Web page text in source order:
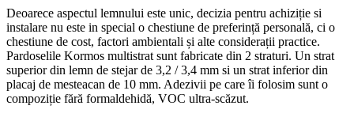
Deoarece aspectul lemnului este unic, decizia pentru achiziție si
instalare nu este in special o chestiune de preferință personală, ci o
chestiune de cost, factori ambientali și alte considerații practice.
Pardoselile Kormos multistrat sunt fabricate din 2 straturi. Un strat
superior din lemn de stejar de 3,2 / 3,4 mm si un strat inferior din
placaj de mesteacan de 10 mm. Adezivii pe care îi folosim sunt o
compoziție fără formaldehidă, VOC ultra-scăzut.